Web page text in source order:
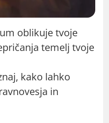
oblikuje tvoje
temelj tvoje
kako lahko
in